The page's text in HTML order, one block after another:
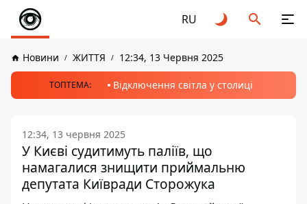
RU
Новини ЖИТТЯ 12:34, 13 Червня 2025
ТОПТЕМА: Відключення світла у столиці
12:34, 13 червня 2025
У Києві судитимуть паліїв, що
намагалися знищити приймальню
депутата Київради Сторожука